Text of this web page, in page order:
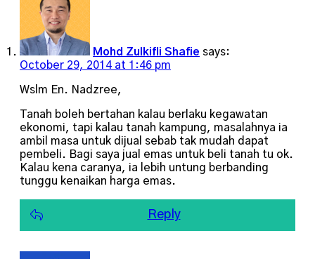
Mohd Zulkifli Shafie says:
October 29, 2014 at 1:46 pm
Wslm En. Nadzree,
Tanah boleh bertahan kalau berlaku kegawatan
ekonomi, tapi kalau tanah kampung, masalahnya ia
ambil masa untuk dijual sebab tak mudah dapat
pembeli. Bagi saya jual emas untuk beli tanah tu ok.
Kalau kena caranya, ia lebih untung berbanding
tunggu kenaikan harga emas.
Reply